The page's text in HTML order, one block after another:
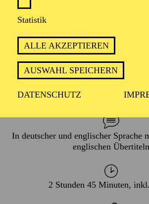
Statistik
ALLE AKZEPTIEREN
AUSWAHL SPEICHERN
DATENSCHUTZ
KOMMEN SIE AN BORD
UND LIEBE
21. November 2026
In deutscher und englischer Sprache
englischen Übertiteln
2 Stunden 45 Minuten,